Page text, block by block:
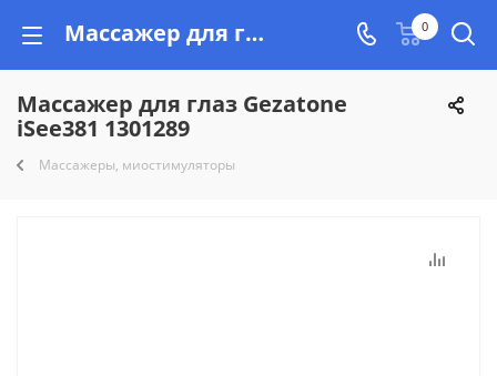
Массажер для глаз Gezatone iSee381 1301289 купить недорого на Vishop.by, рассрочка! 0
Массажер для глаз Gezatone
iSee381 1301289
Массажеры, миостимуляторы